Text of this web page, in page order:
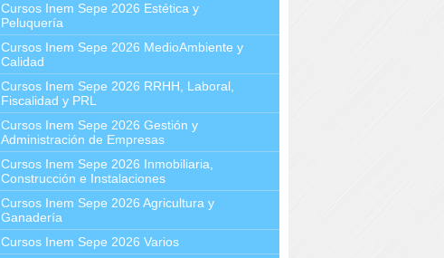
Cursos Inem Sepe 2026 Estética y
Peluquería
Cursos Inem Sepe 2026 MedioAmbiente y
Calidad
Cursos Inem Sepe 2026 RRHH, Laboral,
Fiscalidad y PRL
Cursos Inem Sepe 2026 Gestión y
Administración de Empresas
Cursos Inem Sepe 2026 Inmobiliaria,
Construcción e Instalaciones
Cursos Inem Sepe 2026 Agricultura y
Ganadería
Cursos Inem Sepe 2026 Varios